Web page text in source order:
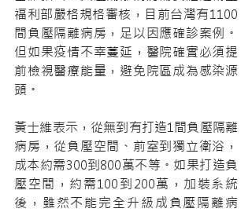
福利部嚴格規格審核，目前台灣有1100
間負壓隔離病房，足以因應確診案例。
但如果疫情不幸蔓延，醫院確實必須提
前檢視醫療能量，避免院區成為感染源
頭。
黃士維表示，從無到有打造1間負壓隔離
病房，從負壓空間、前室到獨立衛浴，
成本約需300到800萬不等。如果打造負
壓空間，約需100到200萬，加裝系統
後，雖然不能完全升級成負壓隔離病